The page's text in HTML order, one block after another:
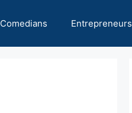
Comedians Entrepreneurs